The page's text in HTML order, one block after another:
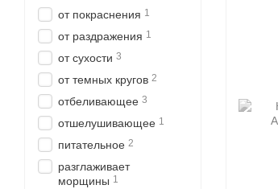
от покраснения 1
от раздражения 1
от сухости 3
от темных кругов 2
отбеливающее 3
отшелушивающее 1
питательное 2
разглаживает
морщины 1